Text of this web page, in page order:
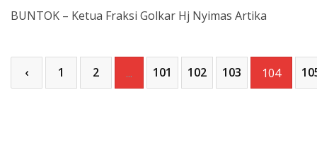
BUNTOK – Ketua Fraksi Golkar Hj Nyimas Artika
‹ 1 2 ... 101 102 103 104